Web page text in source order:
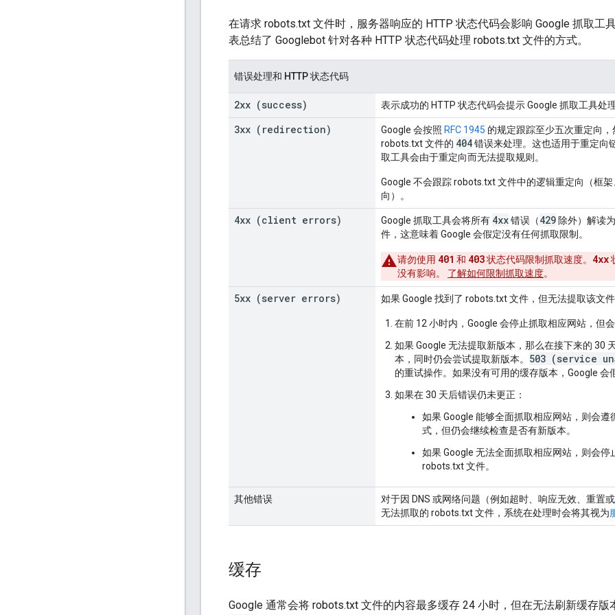
在请求 robots.txt 文件时，服务器响应的 HTTP 状态代码会影响 Google 抓取工
表总结了 Googlebot 针对各种 HTTP 状态代码处理 robots.txt 文件的方式。
错误处理和 HTTP 状态代码
2xx (success) 表示成功的 HTTP 状态代码会提示 Google 抓取工具处
3xx (redirection) Google 会按照 RFC 1945 的规定跟踪至少五次重定向
robots.txt 文件的 404错误来处理。这也适用于重定向
取工具会由于重定向而无法提取规则。
Google 不会跟踪 robots.txt 文件中的逻辑重定向（框
向）。
4xx (client errors) Google 抓取工具会将所有 4xx错误（429 除外）解读
件，这意味着 Google 会假定没有任何抓取限制。
请勿使用 401 和 403状态代码限制抓取速度。 4xx
没有影响。 了解如何限制抓取速度。
5xx (server errors) 如果 Google 找到了 robots.txt 文件，但无法提取该文
在前 12 小时内，Google 会停止抓取相应网站，但
如果 Google 无法提取新版本，那么在接下来的 30
本，同时仍会尝试提取新版本。 503 (service
的重试操作。如果没有可用的缓存版本，Google 会
如果在 30 天后错误仍未更正：
如果 Google 能够全面抓取相应网站，则会
式，但仍会继续检查是否有新版本。
如果 Google 无法全面抓取相应网站，则会
robots.txt 文件。
其他错误
对于因 DNS 或网络问题（例如超时、响应无效、重置
无法抓取的 robots.txt 文件，系统在处理时会将其视为
缓存
Google 通常会将 robots.txt 文件的内容最多缓存 24 小时，但在无法刷新缓存